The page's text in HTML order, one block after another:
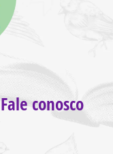
Fale conosco